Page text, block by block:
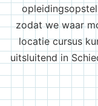
zodat we waar
locatie cursus
uitsluitend in